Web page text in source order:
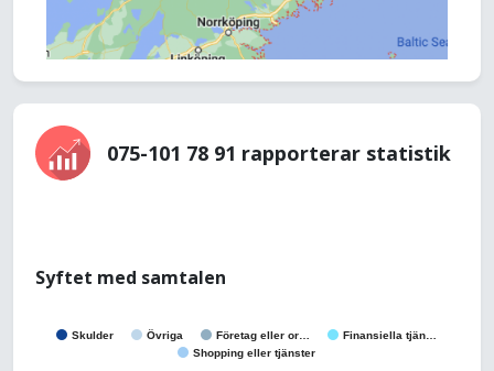
075-101 78 91 rapporterar statistik
Syftet med samtalen
Skulder Övriga Företag eller or…
Finansiella tjän…
Shopping eller tjänster